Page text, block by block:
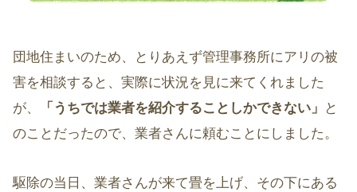
団地住まいのため、とりあえず管理事務所にアリの被
害を相談すると、実際に状況を見に来てくれました
が、
「うちでは業者を紹介することしかできない」
と
のことだったので、業者さんに頼むことにしました。
駆除の当日、業者さんが来て畳を上げ、その下にある